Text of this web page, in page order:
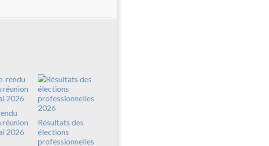
réunion
2026
Résultats des
élections
professionnelles